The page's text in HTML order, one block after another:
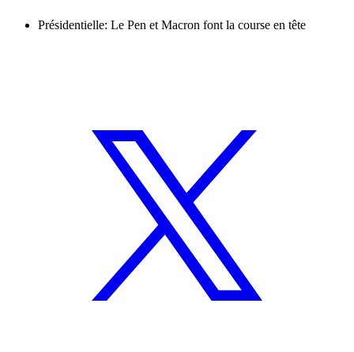
Présidentielle: Le Pen et Macron font la course en tête